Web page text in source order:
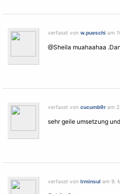
verfasst von w.pueschi am
@Sheila muahaahaa
verfasst von cucumb9r am
sehr geile umsetzung
verfasst von Irminsul am 9.